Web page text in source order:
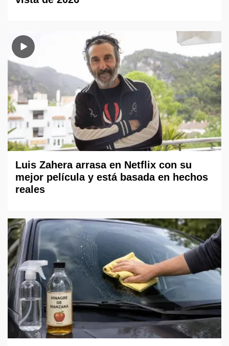
Luis Zahera arrasa en Netflix con su
mejor película y está basada en hechos
reales